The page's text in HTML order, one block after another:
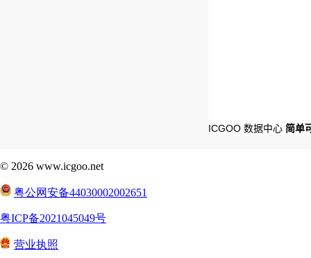
ICGOO 数据中心 简单